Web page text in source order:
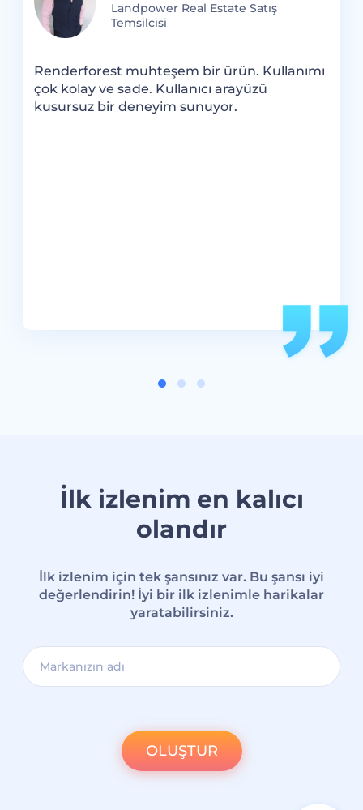
Landpower Real Estate Satış
Temsilcisi
Renderforest muhteşem bir ürün. Kullanımı
çok kolay ve sade. Kullanıcı arayüzü
kusursuz bir deneyim sunuyor.
İlk izlenim en kalıcı
olandır
İlk izlenim için tek şansınız var. Bu şansı iyi
değerlendirin! İyi bir ilk izlenimle harikalar
yaratabilirsiniz.
OLUŞTUR